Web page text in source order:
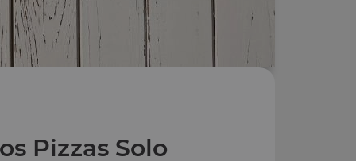
Pizzas Solo